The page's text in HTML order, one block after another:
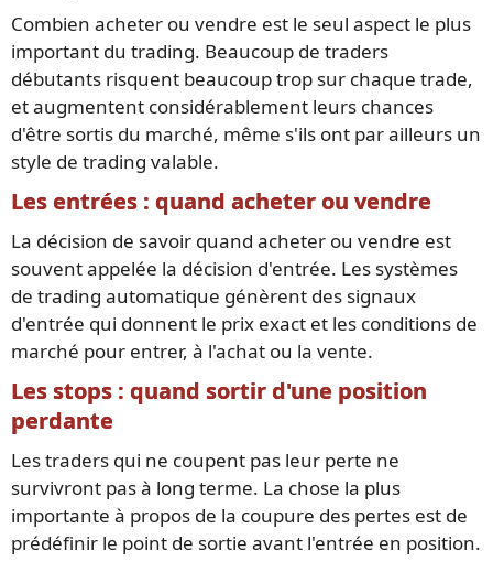
Combien acheter ou vendre est le seul aspect le plus
important du trading. Beaucoup de traders
débutants risquent beaucoup trop sur chaque trade,
et augmentent considérablement leurs chances
d'être sortis du marché, même s'ils ont par ailleurs un
style de trading valable.
Les entrées : quand acheter ou vendre
La décision de savoir quand acheter ou vendre est
souvent appelée la décision d'entrée. Les systèmes
de trading automatique génèrent des signaux
d'entrée qui donnent le prix exact et les conditions de
marché pour entrer, à l'achat ou la vente.
Les stops : quand sortir d'une position
perdante
Les traders qui ne coupent pas leur perte ne
survivront pas à long terme. La chose la plus
importante à propos de la coupure des pertes est de
prédéfinir le point de sortie avant l'entrée en position.